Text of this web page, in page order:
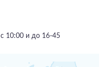
10:00 и до 16-45